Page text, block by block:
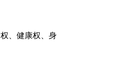
、健康权、身